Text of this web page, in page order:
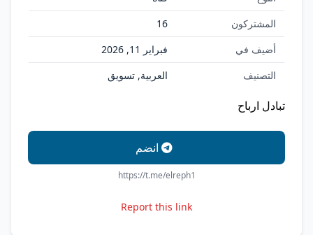
المشتركون
16
أضيف في
فبراير 11, 2026
التصنيف
العربية, تسويق
تبادل ارباح
انضم
https://t.me/elreph1
Report this link